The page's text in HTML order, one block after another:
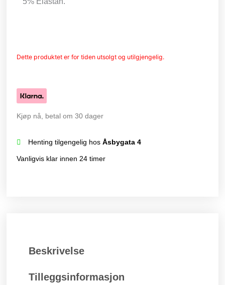
Dette produktet er for tiden utsolgt og utilgjengelig.
Kjøp nå, betal om 30 dager
Henting tilgengelig hos Åsbygata 4
Vanligvis klar innen 24 timer
Beskrivelse
Tilleggsinformasjon